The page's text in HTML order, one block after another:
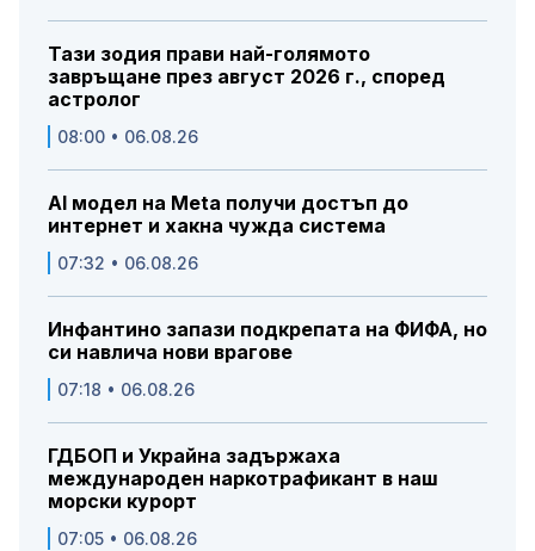
Тази зодия прави най-голямото
завръщане през август 2026 г., според
астролог
08:00 • 06.08.26
AI модел на Meta получи достъп до
интернет и хакна чужда система
07:32 • 06.08.26
Инфантино запази подкрепата на ФИФА, но
си навлича нови врагове
07:18 • 06.08.26
ГДБОП и Украйна задържаха
международен наркотрафикант в наш
морски курорт
07:05 • 06.08.26